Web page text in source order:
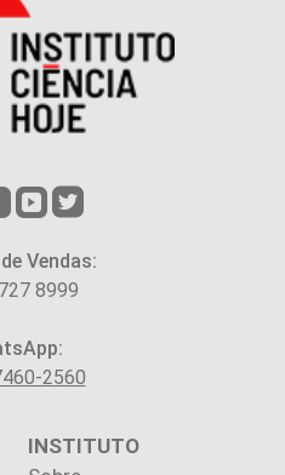
Vendas:
8999
2560
INSTITUTO